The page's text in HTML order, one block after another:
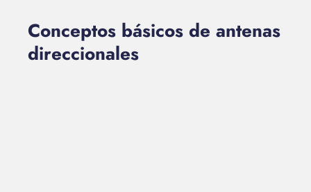
Conceptos básicos de antenas
direccionales